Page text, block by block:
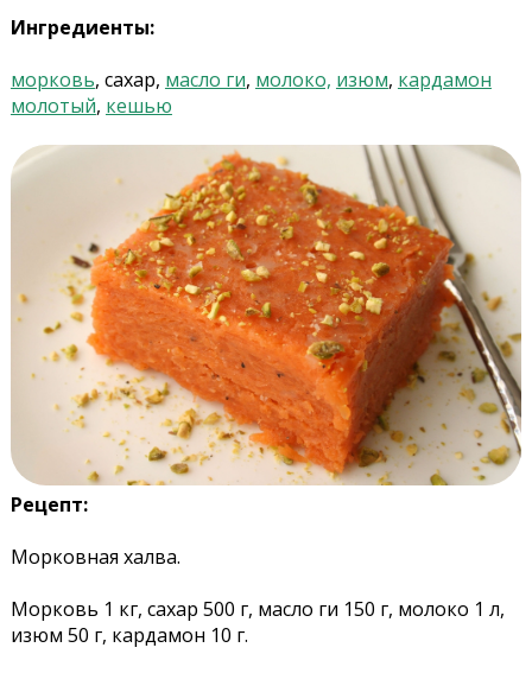
Ингредиенты:
морковь, сахар, масло ги, молоко, изюм, кардамон
молотый, кешью
Рецепт:
Морковная халва.
Морковь 1 кг, сахар 500 г, масло ги 150 г, молоко 1 л,
изюм 50 г, кардамон 10 г.